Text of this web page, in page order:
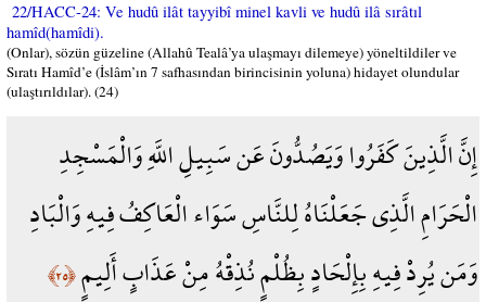
22/HACC-24: Ve hudû ilât tayyibî minel kavli ve hudû ilâ sırâtıl
hamîd(hamîdi).
(Onlar), sözün güzeline (Allahû Tealâ’ya ulaşmayı dilemeye) yöneltildiler ve
Sıratı Hamîd’e (İslâm’ın 7 safhasından birincisinin yoluna) hidayet olundular
(ulaştırıldılar). (24)
إِنَّ الَّذِينَ كَفَرُوا وَيَصُدُّونَ عَن سَبِيلِ اللَّهِ وَالْمَسْجِدِ
الْحَرَامِ الَّذِي جَعَلْنَاهُ لِلنَّاسِ سَوَاء الْعَاكِفُ فِيهِ وَالْبَادِ
وَمَن يُرِدْ فِيهِ بِإِلْحَادٍ بِظُلْمٍ نُذِقْهُ مِنْ عَذَابٍ أَلِيمٍ﴿٢٥﴾